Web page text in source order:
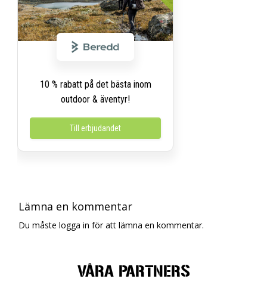
10 % rabatt på det bästa inom
outdoor & äventyr!
Till erbjudandet
Lämna en kommentar
Du måste logga in för att lämna en kommentar.
VÅRA PARTNERS